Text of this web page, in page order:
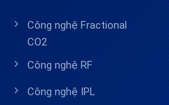
Công nghệ Fractional
CO2
Công nghệ RF
Công nghệ IPL